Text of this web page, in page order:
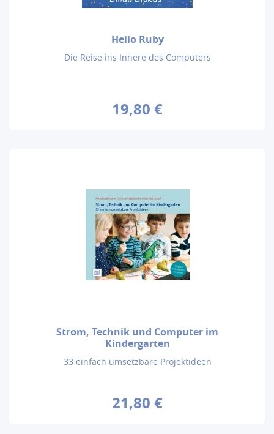
Hello Ruby
Die Reise ins Innere des Computers
19,80 €
Strom, Technik und Computer im
Kindergarten
33 einfach umsetzbare Projektideen
21,80 €